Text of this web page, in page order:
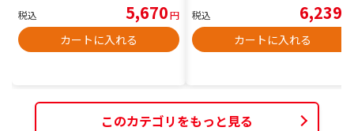
税込 5,670円
カートに入れる
税込 6,239
カートに入れる
このカテゴリをもっと見る